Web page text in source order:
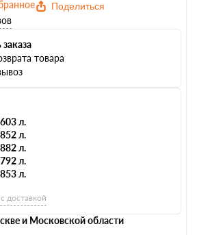
Поделиться
товара
603 л.
852 л.
882 л.
792 л.
853 л.
доставкой
и Московской области